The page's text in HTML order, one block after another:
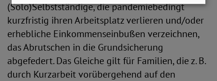
(Solo)Selbstständige, die pandemiebedingt
kurzfristig ihren Arbeitsplatz verlieren und/oder
erhebliche Einkommenseinbußen verzeichnen,
das Abrutschen in die Grundsicherung
abgefedert. Das Gleiche gilt für Familien, die z. B.
durch Kurzarbeit vorübergehend auf den